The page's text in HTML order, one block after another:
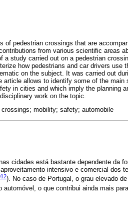
of pedestrian crossings that are
from various scientific areas
a study carried out on a pedestrian
how pedestrians and car drivers
on the subject. It was carried out
article allows to identify some of the
in cities and which imply the planning
work on the topic.
crossings; mobility; safety; automobile
cidades está bastante dependente da
intensivo e comercial dos
). No caso de Portugal, o grau elevado
automóvel, o que contribui ainda mais